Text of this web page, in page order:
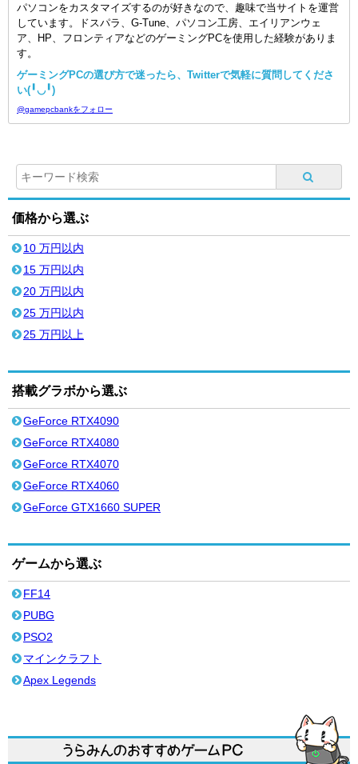
パソコンをカスタマイズするのが好きなので、趣味で当サイトを運営
しています。ドスパラ、G-Tune、パソコン工房、エイリアンウェ
ア、HP、フロンティアなどのゲーミングPCを使用した経験がありま
す。
ゲーミングPCの選び方で迷ったら、Twitterで気軽に質問してくださ
い(╹◡╹)
@gamepcbankをフォロー
価格から選ぶ
10 万円以内
15 万円以内
20 万円以内
25 万円以内
25 万円以上
搭載グラボから選ぶ
GeForce RTX4090
GeForce RTX4080
GeForce RTX4070
GeForce RTX4060
GeForce GTX1660 SUPER
ゲームから選ぶ
FF14
PUBG
PSO2
マインクラフト
Apex Legends